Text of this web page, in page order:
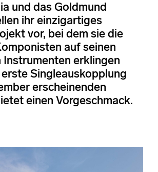
und das Goldmund
ihr einzigartiges
vor, bei dem sie die
auf seinen
erklingen
erste Singleauskopplung
erscheinenden
einen Vorgeschmack.